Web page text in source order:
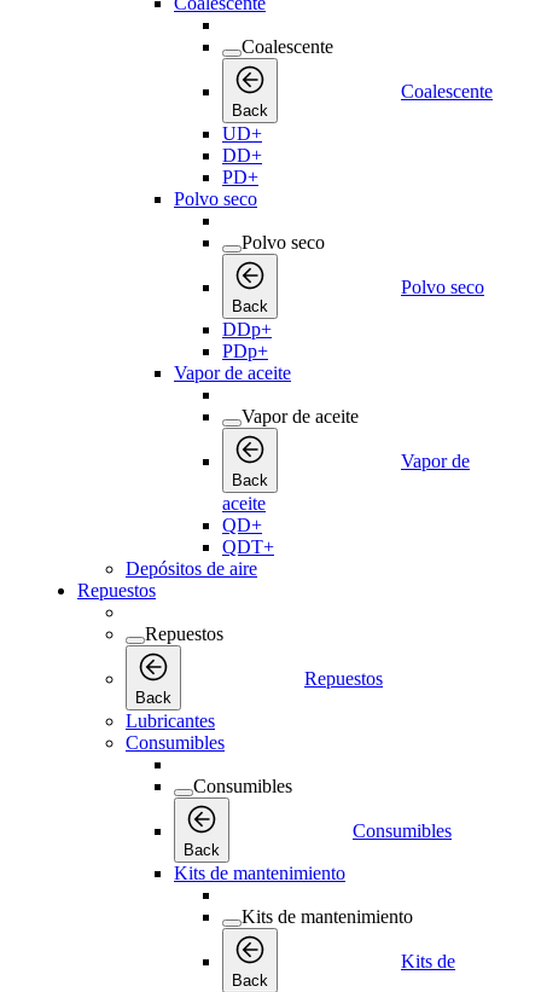
Coalescente
Back
Coalescente
UD+
DD+
PD+
Polvo seco
Polvo seco
Back
Polvo seco
DDp+
PDp+
Vapor de aceite
Vapor de aceite
Back
Vapor de
aceite
QD+
QDT+
Depósitos de aire
Repuestos
Repuestos
Back
Repuestos
Lubricantes
Consumibles
Consumibles
Back
Consumibles
Kits de mantenimiento
Kits de mantenimiento
Back
Kits de